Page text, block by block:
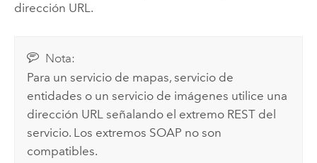
dirección URL.
Nota:
Para un servicio de mapas, servicio de
entidades o un servicio de imágenes utilice una
dirección URL señalando el extremo REST del
servicio. Los extremos SOAP no son
compatibles.